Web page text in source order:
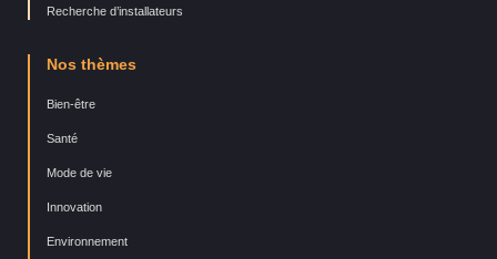
Recherche d’installateurs
Nos thèmes
Bien-être
Santé
Mode de vie
Innovation
Environnement